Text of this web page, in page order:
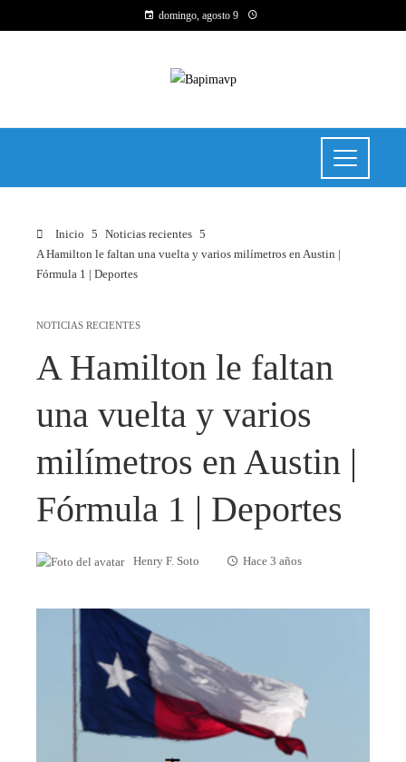
domingo, agosto 9
Inicio
Noticias recientes
A Hamilton le faltan una vuelta y varios milímetros en Austin |
Fórmula 1 | Deportes
NOTICIAS RECIENTES
A Hamilton le faltan
una vuelta y varios
milímetros en Austin |
Fórmula 1 | Deportes
Henry F. Soto Hace 3 años